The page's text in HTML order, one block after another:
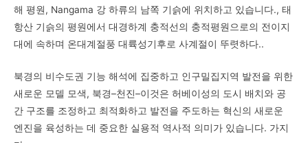
해 평원, Nangama 강 하류의 남쪽 기슭에 위치하고 있습니다., 태
항산 기슭의 평원에서 대경하계 충적선의 충적평원으로의 전이지
대에 속하며 온대계절풍 대륙성기후로 사계절이 뚜렷하다..
북경의 비수도권 기능 해석에 집중하고 인구밀집지역 발전을 위한
새로운 모델 모색, 북경–천진–이것은 허베이성의 도시 배치와 공
간 구조를 조정하고 최적화하고 발전을 주도하는 혁신의 새로운
엔진을 육성하는 데 중요한 실용적 역사적 의미가 있습니다. 가지